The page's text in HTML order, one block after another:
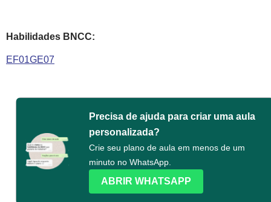
Habilidades BNCC:
EF01GE07
Precisa de ajuda para criar uma aula
personalizada?
Crie seu plano de aula em menos de um
minuto no WhatsApp.
ABRIR WHATSAPP